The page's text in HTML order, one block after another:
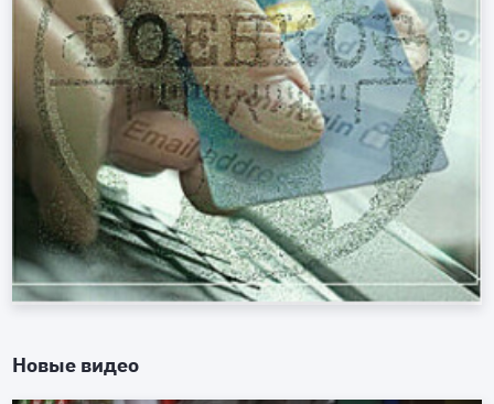
Новые видео